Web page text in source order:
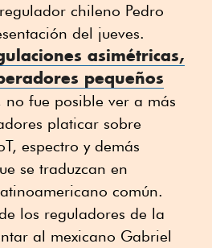
chileno Pedro
del jueves.
asimétricas,
pequeños
no fue posible ver a más
platicar sobre
espectro y demás
se traduzcan en
común.
los reguladores de la
al mexicano Gabriel